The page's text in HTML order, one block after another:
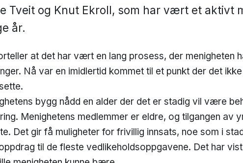
Tveit og Knut Ekroll, som har vært et aktivt
år.
at det har vært en lang prosess, der menigheten
Nå var en imidlertid kommet til et punkt der det
bygg nådd en alder der det er stadig vil være
Menighetens medlemmer er eldre, og tilgangen av
Det gir få muligheter for frivillig innsats, noe som i
til de fleste vedlikeholdsoppgavene. Det har